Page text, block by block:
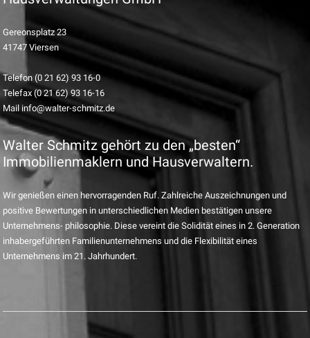
Gereonsplatz 23
41747 Viersen
Telefon (0 21 62) 93 16-0
Telefax (0 21 62) 93 16-16
Mail info@walter-schmitz.de
Walter Schmitz gehört zu den „besten“
Immobilienmaklern und Hausverwaltern.
Wir genießen einen hervorragenden Ruf. Zahlreiche Auszeichnungen und
positive Bewertungen in unterschiedlichen Medien bestätigen unsere
Unternehmens- philosophie. Diese vereint die Solidität eines in 2. Generation
inhabergeführten Familienunternehmens und die Flexibilität eines
Unternehmens im 21. Jahrhundert.